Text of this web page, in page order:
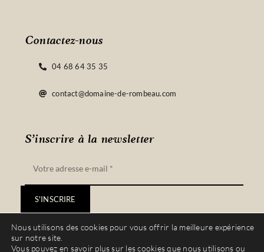
S’inscrire à la newsletter
S'INSCRIRE
Contactez-nous
04 68 64 35 35
contact@domaine-de-rombeau.com
Nous utilisons des cookies pour vous offrir la meilleure expérience
sur notre site.
Vous pouvez en savoir plus sur les cookies que nous utilisons ou